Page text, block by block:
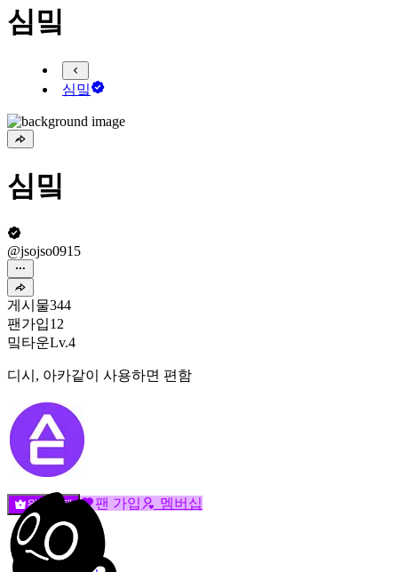
심밐
심밐
심밐
@jsojso0915
게시물344
팬가입12
밐타운Lv.4
디시, 아카같이 사용하면 편함
원픽선택 팬 가입 멤버십
밐타운
피드